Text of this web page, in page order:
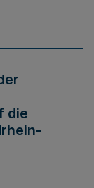
die